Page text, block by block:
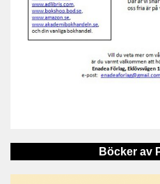
Böcker av